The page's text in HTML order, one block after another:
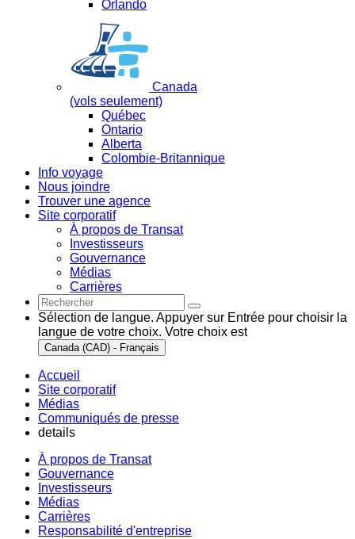
Orlando
Canada
(vols seulement)
Québec
Ontario
Alberta
Colombie-Britannique
Info voyage
Nous joindre
Trouver une agence
Site corporatif
À propos de Transat
Investisseurs
Gouvernance
Médias
Carrières
Sélection de langue. Appuyer sur Entrée pour choisir la
langue de votre choix. Votre choix est
Canada (CAD) - Français
Accueil
Site corporatif
Médias
Communiqués de presse
details
À propos de Transat
Gouvernance
Investisseurs
Médias
Carrières
Responsabilité d'entreprise